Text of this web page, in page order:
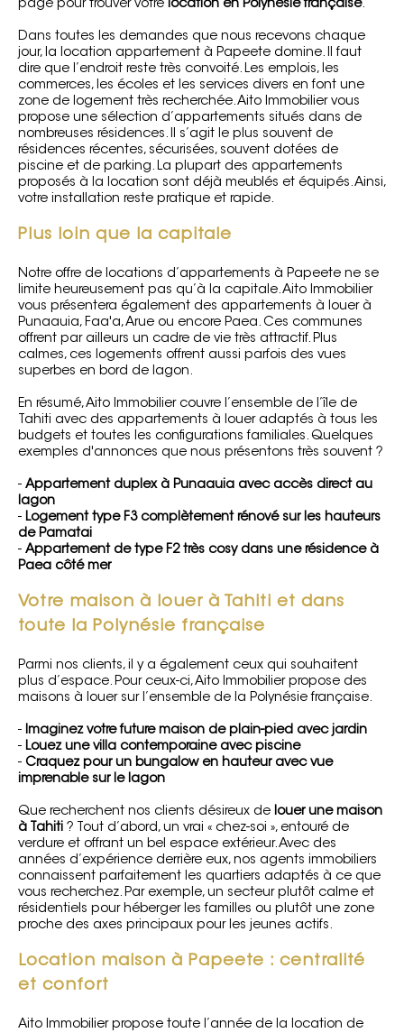
page pour trouver votre location en Polynésie française.
Dans toutes les demandes que nous recevons chaque
jour, la location appartement à Papeete domine. Il faut
dire que l’endroit reste très convoité. Les emplois, les
commerces, les écoles et les services divers en font une
zone de logement très recherchée. Aito Immobilier vous
propose une sélection d’appartements situés dans de
nombreuses résidences. Il s’agit le plus souvent de
résidences récentes, sécurisées, souvent dotées de
piscine et de parking. La plupart des appartements
proposés à la location sont déjà meublés et équipés. Ainsi,
votre installation reste pratique et rapide.
Plus loin que la capitale
Notre offre de locations d’appartements à Papeete ne se
limite heureusement pas qu’à la capitale. Aito Immobilier
vous présentera également des appartements à louer à
Punaauia, Faa'a, Arue ou encore Paea. Ces communes
offrent par ailleurs un cadre de vie très attractif. Plus
calmes, ces logements offrent aussi parfois des vues
superbes en bord de lagon.
En résumé, Aito Immobilier couvre l’ensemble de l’île de
Tahiti avec des appartements à louer adaptés à tous les
budgets et toutes les configurations familiales. Quelques
exemples d'annonces que nous présentons très souvent ?
- Appartement duplex à Punaauia avec accès direct au
lagon
- Logement type F3 complètement rénové sur les hauteurs
de Pamatai
- Appartement de type F2 très cosy dans une résidence à
Paea côté mer
Votre maison à louer à Tahiti et dans
toute la Polynésie française
Parmi nos clients, il y a également ceux qui souhaitent
plus d’espace. Pour ceux-ci, Aito Immobilier propose des
maisons à louer sur l’ensemble de la Polynésie française.
- Imaginez votre future maison de plain-pied avec jardin
- Louez une villa contemporaine avec piscine
- Craquez pour un bungalow en hauteur avec vue
imprenable sur le lagon
Que recherchent nos clients désireux de louer une maison
à Tahiti ? Tout d’abord, un vrai « chez-soi », entouré de
verdure et offrant un bel espace extérieur. Avec des
années d’expérience derrière eux, nos agents immobiliers
connaissent parfaitement les quartiers adaptés à ce que
vous recherchez. Par exemple, un secteur plutôt calme et
résidentiels pour héberger les familles ou plutôt une zone
proche des axes principaux pour les jeunes actifs.
Location maison à Papeete : centralité
et confort
Aito Immobilier propose toute l’année de la location de